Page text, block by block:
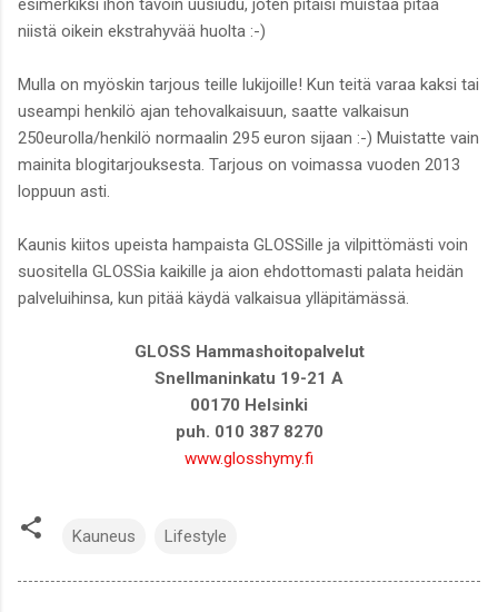
esimerkiksi ihon tavoin uusiudu, joten pitäisi muistaa pitää
niistä oikein ekstrahyvää huolta :-)
Mulla on myöskin tarjous teille lukijoille! Kun teitä varaa kaksi tai
useampi henkilö ajan tehovalkaisuun, saatte valkaisun
250eurolla/henkilö normaalin 295 euron sijaan :-) Muistatte vain
mainita blogitarjouksesta. Tarjous on voimassa vuoden 2013
loppuun asti.
Kaunis kiitos upeista hampaista GLOSSille ja vilpittömästi voin
suositella GLOSSia kaikille ja aion ehdottomasti palata heidän
palveluihinsa, kun pitää käydä valkaisua ylläpitämässä.
GLOSS Hammashoitopalvelut
Snellmaninkatu 19-21 A
00170 Helsinki
puh. 010 387 8270
www.glosshymy.fi
Kauneus Lifestyle